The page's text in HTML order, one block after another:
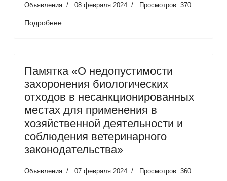
Объявления 08 февраля 2024 Просмотров: 370
Подробнее...
Памятка «О недопустимости
захоронения биологических
отходов в несанкционированных
местах для применения в
хозяйственной деятельности и
соблюдения ветеринарного
законодательства»
Объявления 07 февраля 2024 Просмотров: 360